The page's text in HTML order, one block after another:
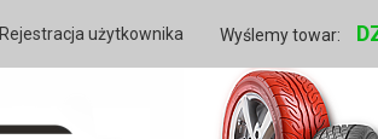
Rejestracja użytkownika Wyślemy towar: